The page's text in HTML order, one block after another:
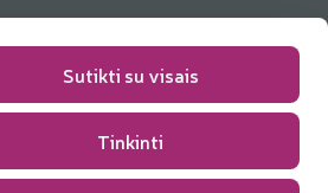
Sutikti su visais
Tinkinti
0,00 €